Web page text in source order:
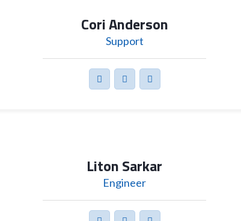
Cori Anderson
Support
Liton Sarkar
Engineer